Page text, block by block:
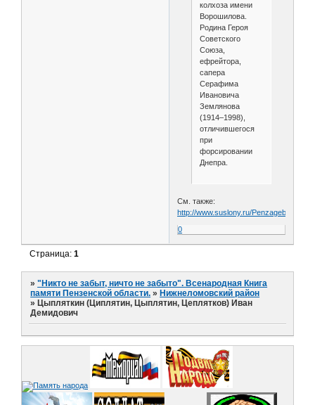
колхоза имени
Ворошилова.
Родина Героя
Советского
Союза,
ефрейтора,
сапера
Серафима
Ивановича
Землянова
(1914–1998),
отличившегося
при
форсировании
Днепра.
См. также:
http://www.suslony.ru/Penzagebiet/
0
Страница:1
»"Никто не забыт, ничто не забыто". Всенародная Книга
памяти Пензенской области. » Нижнеломовский район
» Цыпляткин (Циплятин, Цыплятин, Цеплятков) Иван
Демидович